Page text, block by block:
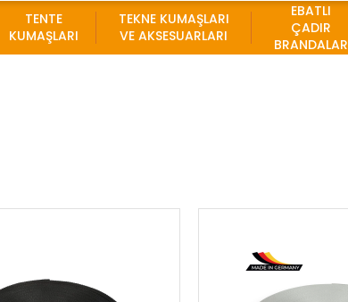
TENTE
KUMAŞLARI
TEKNE KUMAŞLARI
VE AKSESUARLARI
EBATLI
ÇADIR
BRANDALAR